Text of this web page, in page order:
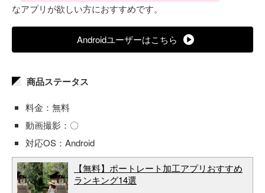
なアプリが欲しい方におすすめです。
Androidユーザーはこちら
商品ステータス
料金：無料
動画撮影：〇
対応OS：Android
【無料】ポートレート加工アプリおすすめ
ランキング14選